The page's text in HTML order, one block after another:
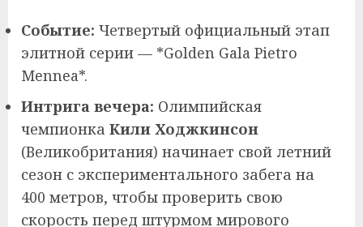
Событие: Четвертый официальный этап
элитной серии — *Golden Gala Pietro
Mennea*.
Интрига вечера: Олимпийская
чемпионка Кили Ходжкинсон
(Великобритания) начинает свой летний
сезон с экспериментального забега на
400 метров, чтобы проверить свою
скорость перед штурмом мирового